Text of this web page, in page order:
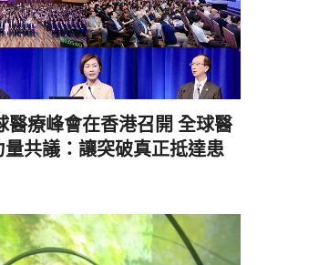
醫療峰會在香港召開 全球醫
量共議：讓突破真正抵達患